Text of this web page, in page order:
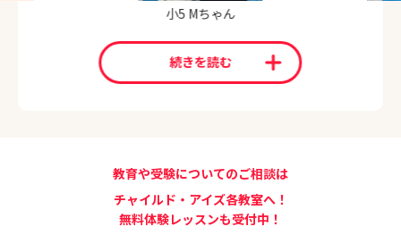
小5 Mちゃん
続きを読む
教育や受験についてのご相談は
チャイルド・アイズ各教室へ！
無料体験レッスンも受付中！